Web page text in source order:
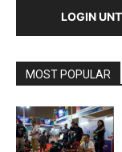
LOGIN
MOST POPULAR